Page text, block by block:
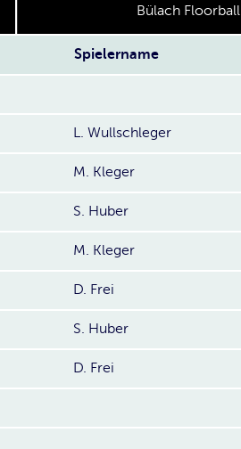
Bülach Floorball
Spielername
L. Wullschleger
M. Kleger
S. Huber
M. Kleger
D. Frei
S. Huber
D. Frei